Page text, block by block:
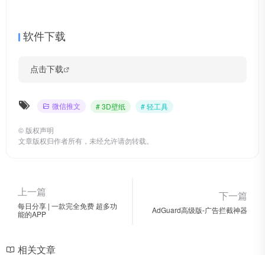
软件下载
点击下载
微信推文 # 3D壁纸 # 轻工具
© 版权声明
文章版权归作者所有，未经允许请勿转载。
上一篇
每日分享 | 一款完全免费 超多功
能的APP
下一篇
AdGuard高级版-广告拦截神器
相关文章